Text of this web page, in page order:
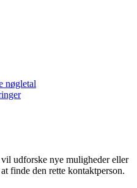
nøgletal
udforske nye muligheder eller
finde den rette kontaktperson.